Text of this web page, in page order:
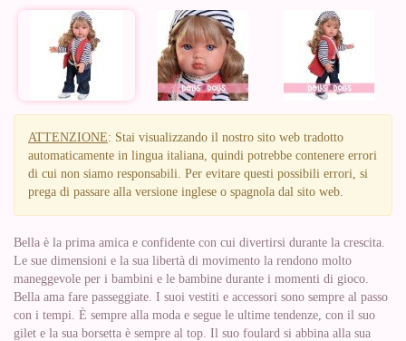
ATTENZIONE: Stai visualizzando il nostro sito web tradotto
automaticamente in lingua italiana, quindi potrebbe contenere errori
di cui non siamo responsabili. Per evitare questi possibili errori, si
prega di passare alla versione inglese o spagnola dal sito web.
Bella è la prima amica e confidente con cui divertirsi durante la crescita.
Le sue dimensioni e la sua libertà di movimento la rendono molto
maneggevole per i bambini e le bambine durante i momenti di gioco.
Bella ama fare passeggiate. I suoi vestiti e accessori sono sempre al passo
con i tempi. È sempre alla moda e segue le ultime tendenze, con il suo
gilet e la sua borsetta è sempre al top. Il suo foulard si abbina alla sua